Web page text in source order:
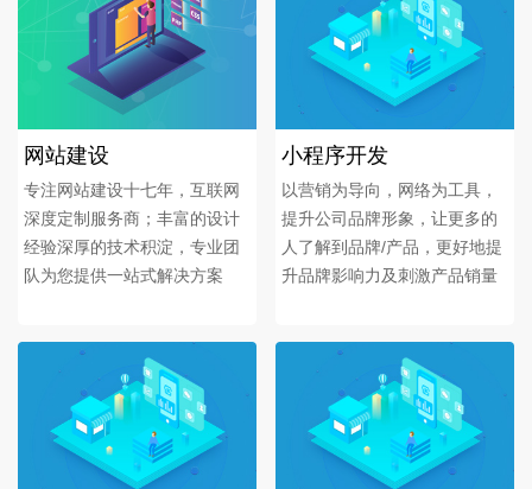
网站建设
专注网站建设十七年，互联网
深度定制服务商；丰富的设计
经验深厚的技术积淀，专业团
队为您提供一站式解决方案
小程序开发
以营销为导向，网络为工具，
提升公司品牌形象，让更多的
人了解到品牌/产品，更好地提
升品牌影响力及刺激产品销量